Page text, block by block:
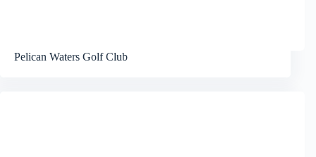
Pelican Waters Golf Club